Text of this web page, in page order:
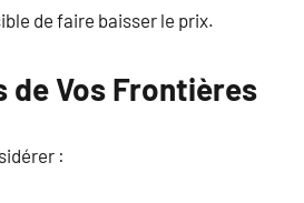
de faire baisser le prix.
de Vos Frontières
: